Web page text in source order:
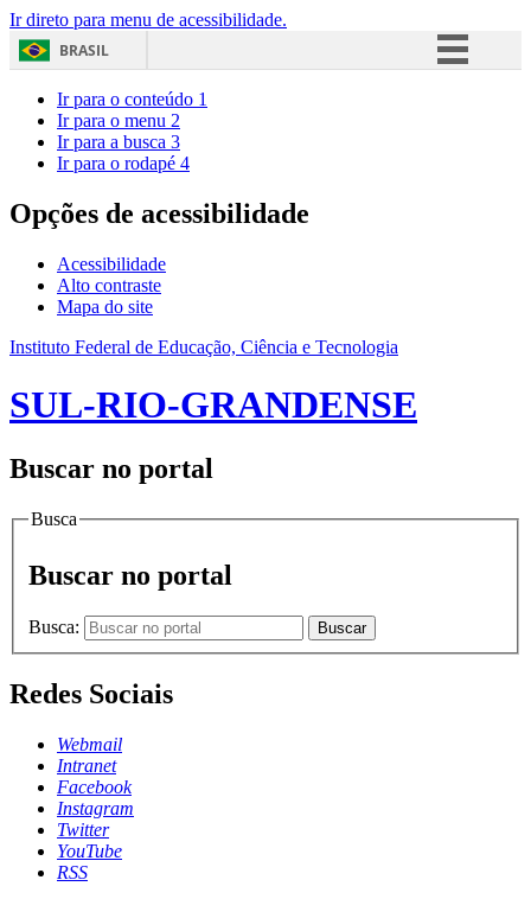
Ir direto para menu de acessibilidade.
BRASIL
Acesso à informação
Ir para o conteúdo 1
Ir para o menu 2
Ir para a busca 3
Ir para o rodapé 4
Opções de acessibilidade
Acessibilidade
Alto contraste
Mapa do site
Instituto Federal de Educação, Ciência e Tecnologia
SUL-RIO-GRANDENSE
Buscar no portal
Busca
Buscar no portal
Busca: Buscar
Redes Sociais
Webmail
Intranet
Facebook
Instagram
Twitter
YouTube
RSS